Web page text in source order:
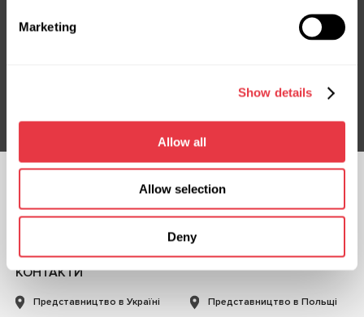
Marketing
Show details
Allow all
Allow selection
Deny
Підписка на новини
Підписатися
НАМИ
КОНТАКТИ
Представництво в Україні
Представництво в Польщі